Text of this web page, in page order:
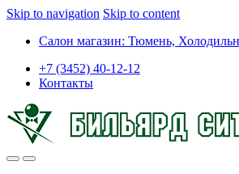
Skip to navigation Skip to content
Салон магазин: Тюмень,
+7 (3452) 40-12-12
Контакты